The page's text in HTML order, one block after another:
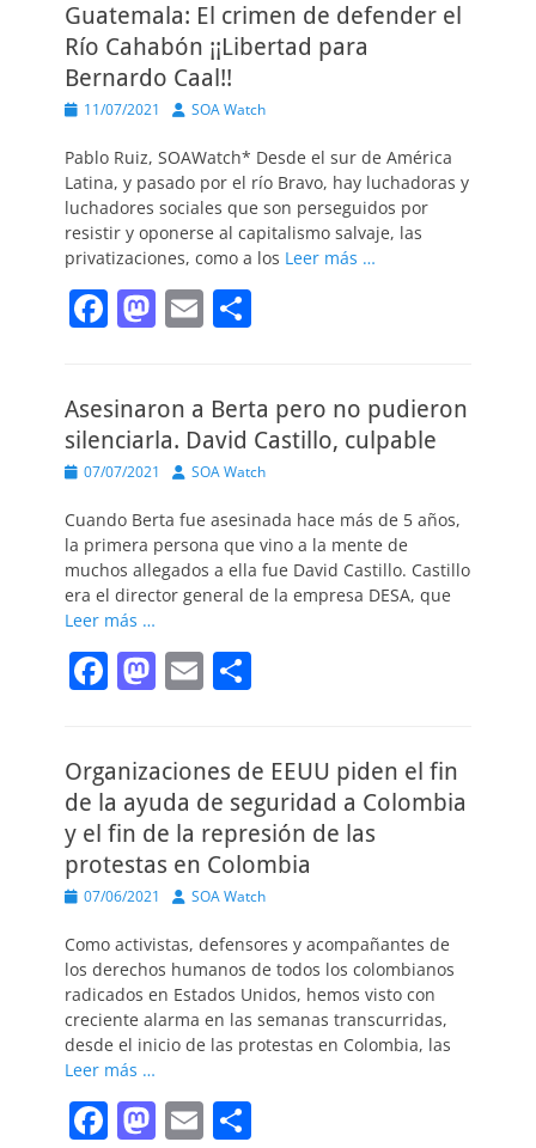
e
b
o
o
k
o
d
o
n
l p
ar
tir
Guatemala: El crimen de defender el
Río Cahabón ¡¡Libertad para
Bernardo Caal!!
Publicado
11/07/2021 AutorSOA Watch
Pablo Ruiz, SOAWatch* Desde el sur de América
Latina, y pasado por el río Bravo, hay luchadoras y
luchadores sociales que son perseguidos por
resistir y oponerse al capitalismo salvaje, las
privatizaciones, como a los Leer más …
F
e
b
o
o
k
M
o
d
n
E
l p
ar
tir
Asesinaron a Berta pero no pudieron
silenciarla. David Castillo, culpable
Publicado
07/07/2021 AutorSOA Watch
Cuando Berta fue asesinada hace más de 5 años,
la primera persona que vino a la mente de
muchos allegados a ella fue David Castillo. Castillo
era el director general de la empresa DESA, que
Leer más …
F
e
b
o
o
k
M
o
d
o
n
E
l p
ar
tir
Organizaciones de EEUU piden el fin
de la ayuda de seguridad a Colombia
y el fin de la represión de las
protestas en Colombia
Publicado
07/06/2021 AutorSOA Watch
Como activistas, defensores y acompañantes de
los derechos humanos de todos los colombianos
radicados en Estados Unidos, hemos visto con
creciente alarma en las semanas transcurridas,
desde el inicio de las protestas en Colombia, las
Leer más …
F M E